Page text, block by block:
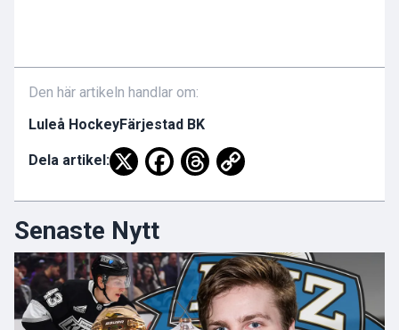
Den här artikeln handlar om:
Luleå HockeyFärjestad BK
Dela artikel:
Senaste Nytt